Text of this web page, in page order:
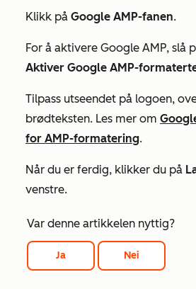
Klikk på Google AMP-fanen.
For å aktivere Google AMP, slå
Aktiver Google AMP-
Tilpass utseendet på logoen,
brødteksten. Les mer om
for AMP-formatering.
Når du er ferdig, klikker du på
venstre.
Var denne artikkelen nyttig?
Ja Nei